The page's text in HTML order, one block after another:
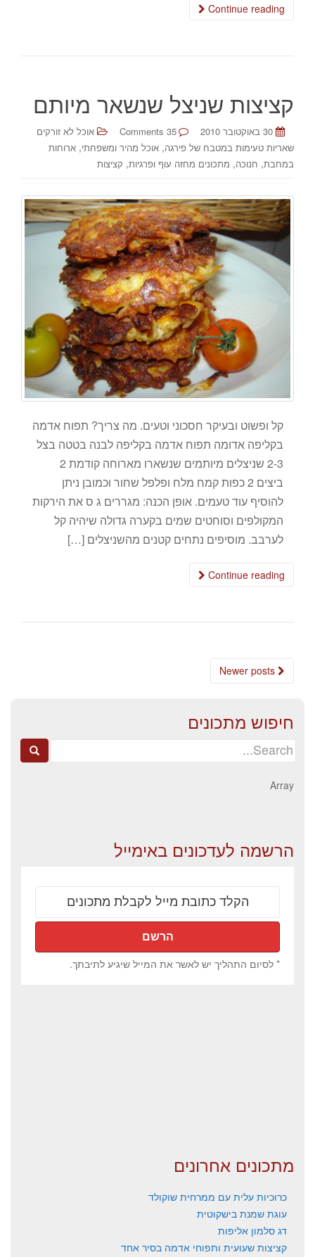
Continue reading
קציצות שניצל שנשאר מיותם
30 באוקטובר 2010 35 Comments
אוכל לא זורקים
שאריות טעימות במטבח של פירגה, אוכל מהיר ומשפחתי, ארוחות
במחבת, חנוכה, מתכונים מחזה עוף ופרגיות, קציצות
קל ופשוט ובעיקר חסכוני וטעים. מה צריך? תפוח אדמה
בקליפה אדומה תפוח אדמה בקליפה לבנה בטטה בצל
2-3 שניצלים מיותמים שנשארו מארוחה קודמת 2
ביצים 2 כפות קמח מלח ופלפל שחור וכמובן ניתן
להוסיף עוד טעמים. אופן הכנה: מגררים ג ס את הירקות
המקולפים וסוחטים שמים בקערה גדולה שיהיה קל
לערבב. מוסיפים נתחים קטנים מהשניצלים […]
Continue reading
Newer posts
חיפוש מתכונים
Search
Array
הרשמה לעדכונים באימייל
* לסיום התהליך יש לאשר את המייל שיגיע לתיבתך.
מתכונים אחרונים
כרוכיות עלית עם ממרחית שוקולד
עוגת שמנת בישקוטית
דג סלמון אליפות
קציצות שעועית ותפוחי אדמה בסיר אחד